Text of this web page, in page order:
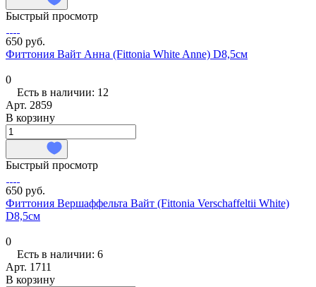
Быстрый просмотр
650 руб.
Фиттония Вайт Анна (Fittonia White Anne) D8,5см
0
Есть в наличии: 12
Арт. 2859
В корзину
Быстрый просмотр
650 руб.
Фиттония Вершаффельта Вайт (Fittonia Verschaffeltii White)
D8,5см
0
Есть в наличии: 6
Арт. 1711
В корзину